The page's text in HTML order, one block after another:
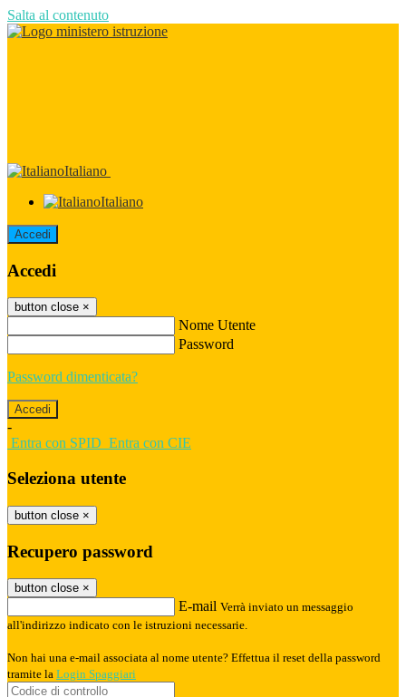
Salta al contenuto
Italiano
Italiano
Accedi
Accedi
button close ×
Nome Utente
Password
Password dimenticata?
-
Entra con SPID Entra con CIE
Seleziona utente
button close ×
Recupero password
button close ×
E-mail Verrà inviato un messaggio
all'indirizzo indicato con le istruzioni necessarie.
Non hai una e-mail associata al nome utente? Effettua il reset della password
tramite la Login Spaggiari